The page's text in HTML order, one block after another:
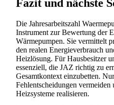
Fazit und nächste
Die Jahresarbeitszahl
Instrument zur Bewertung der
Wärmepumpen. Sie vermittelt
den realen Energieverbrauch
Heizlösung. Für Hausbesitzer
essenziell, die JAZ richtig zu
Gesamtkontext einzubetten.
Fehlentscheidungen vermeiden
Heizsysteme realisieren.